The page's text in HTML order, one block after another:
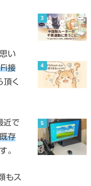
い
接
頂く
近で
既存
。
もス